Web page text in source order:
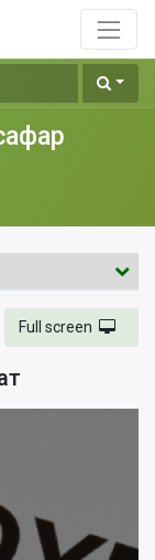
Full screen